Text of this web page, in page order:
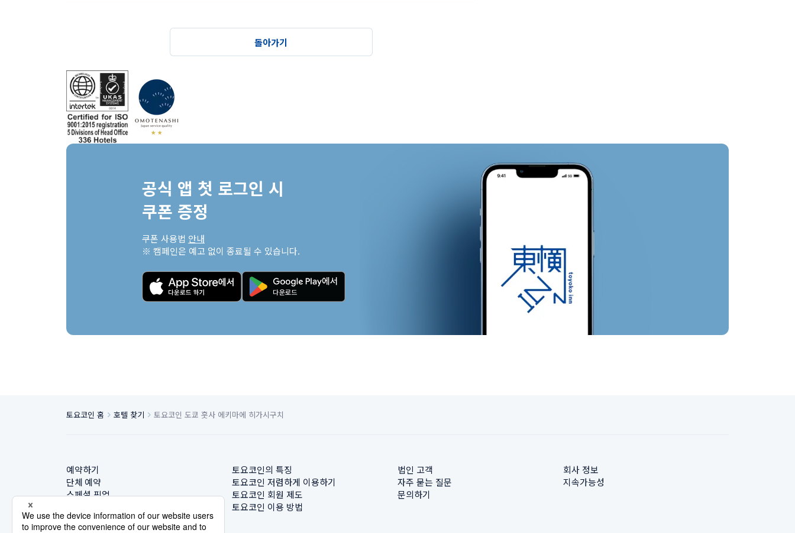
돌아가기
공식 앱 첫 로그인 시
쿠폰 증정
쿠폰 사용법 안내
※ 캠페인은 예고 없이 종료될 수 있습니다.
토요코인 홈 호텔 찾기 토요코인 도쿄 훗사 에키마에 히가시구치
예약하기
단체 예약
스페셜 픽업
토요코인의 특징
토요코인 저렴하게 이용하기
토요코인 회원 제도
토요코인 이용 방법
법인 고객
자주 묻는 질문
문의하기
회사 정보
지속가능성